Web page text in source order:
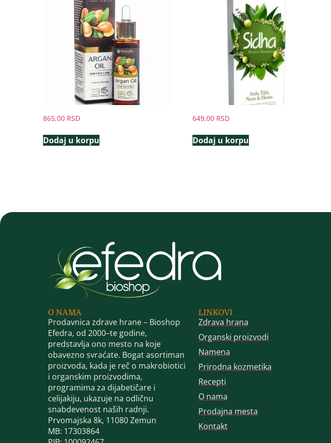
865,00 RSD
Dodaj u korpu
649,00 RSD
Dodaj u korpu
O NAMA
Prodavnica zdrave hrane – Bioshop
Efedra, od 2000–te godine,
predstavlja ono mesto na koje
obavezno svraćate. Bogat asortiman
proizvoda, kada je reč o makrobiotici
i organskim proizvodima,
programima za dijabetičare i
celijakiju, ukazuje na odličnu
snabdevenost naših radnji.
Prvomajska 8k, 11080 Zemun
MB: 17303864
LINKOVI
Zdrava hrana
Organski proizvodi
Namena
Prirodna kozmetika
Recepti
O nama
Prodajna mesta
Kontakt